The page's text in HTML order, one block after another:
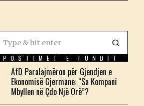
POSTIMET E FUNDIT
AfD Paralajmëron për Gjendjen e
Ekonomisë Gjermane: “Sa Kompani
Mbyllen në Çdo Një Orë”?